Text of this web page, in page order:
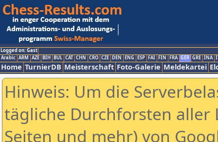
Logged on: Gast
Arabic ARM AZE BIH BUL CAT CHN CRO CZE DEN ENG ESP FAI FIN FRA GER GRE INA
Home TurnierDB Meisterschaft Foto-Galerie Meldekartei
Hinweis: Um die
tägliche Durchforsten aller
Seiten und mehr) von